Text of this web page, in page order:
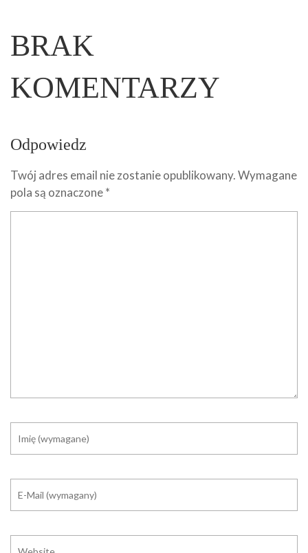
BRAK
KOMENTARZY
Odpowiedz
Twój adres email nie zostanie opublikowany.Wymagane
pola są oznaczone*